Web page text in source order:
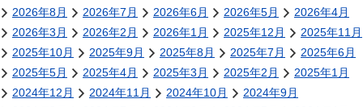
2026年8月
2026年7月 2026年6月 2026年5月
2026年4月
2026年3月
2026年2月 2026年1月 2025年12月
2025年11月
2025年10月
2025年9月 2025年8月 2025年7月
2025年6月
2025年5月
2025年4月 2025年3月 2025年2月
2025年1月
2024年12月
2024年11月 2024年10月
2024年9月